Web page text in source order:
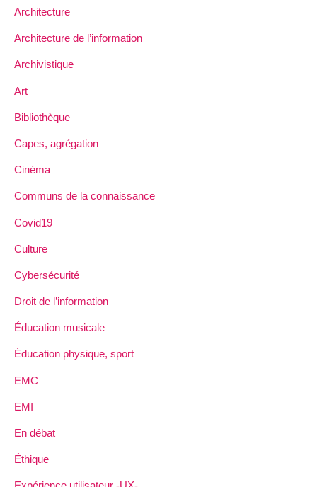
Architecture
Architecture de l’information
Archivistique
Art
Bibliothèque
Capes, agrégation
Cinéma
Communs de la connaissance
Covid19
Culture
Cybersécurité
Droit de l’information
Éducation musicale
Éducation physique, sport
EMC
EMI
En débat
Éthique